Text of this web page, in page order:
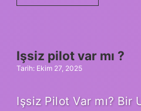
tutuklu
Işsiz pilot var mı ?
Tarih: Ekim 27, 2025
Işsiz Pilot Var mı? Bir